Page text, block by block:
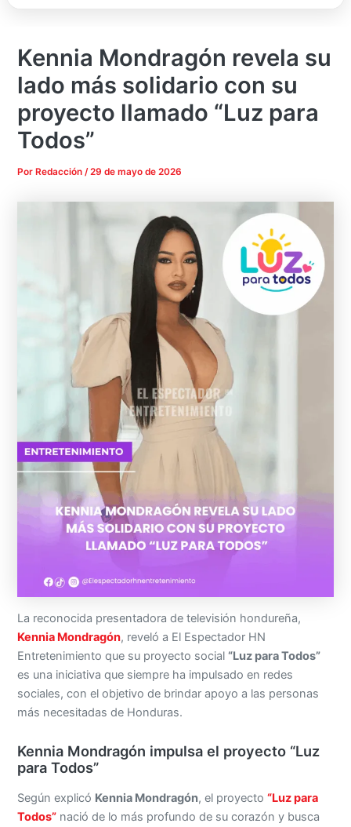
Kennia Mondragón revela su
lado más solidario con su
proyecto llamado “Luz para
Todos”
Por Redacción/29 de mayo de 2026
La reconocida presentadora de televisión hondureña,
Kennia Mondragón, reveló a El Espectador HN
Entretenimiento que su proyecto social “Luz para Todos”
es una iniciativa que siempre ha impulsado en redes
sociales, con el objetivo de brindar apoyo a las personas
más necesitadas de Honduras.
Kennia Mondragón impulsa el proyecto “Luz
para Todos”
Según explicó Kennia Mondragón, el proyecto“Luz para
Todos” nació de lo más profundo de su corazón y busca